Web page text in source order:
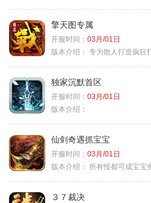
擎天图专属
开服时间： 03月/01日
版本介绍： 专为散人打造疯狂
独家沉默首区
开服时间： 03月/01日
版本介绍：
仙剑奇遇抓宝宝
开服时间： 03月/01日
版本介绍：
所有怪都可成宝宝免
３７裁决